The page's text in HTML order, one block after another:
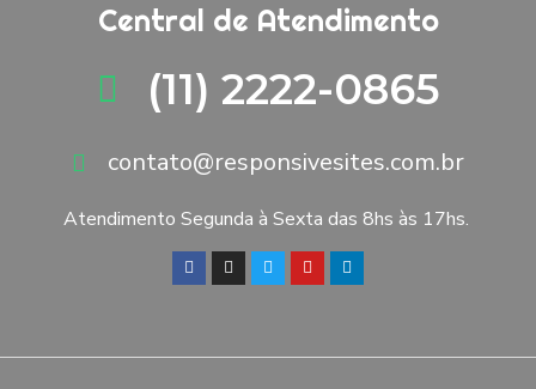
Central de Atendimento
(11) 2222-0865
contato@responsivesites.com.br
Atendimento Segunda à Sexta das 8hs às 17hs.